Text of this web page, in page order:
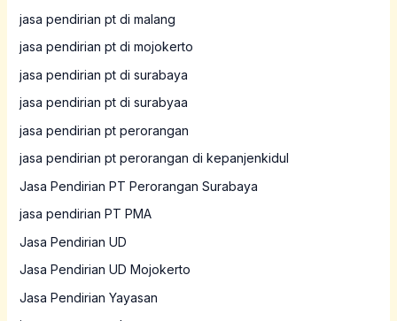
jasa pendirian pt di malang
jasa pendirian pt di mojokerto
jasa pendirian pt di surabaya
jasa pendirian pt di surabyaa
jasa pendirian pt perorangan
jasa pendirian pt perorangan di kepanjenkidul
Jasa Pendirian PT Perorangan Surabaya
jasa pendirian PT PMA
Jasa Pendirian UD
Jasa Pendirian UD Mojokerto
Jasa Pendirian Yayasan